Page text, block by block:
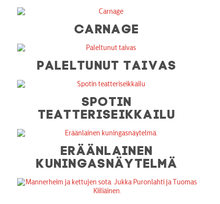
CARNAGE
PALELTUNUT TAIVAS
SPOTIN
TEATTERISEIKKAILU
ERÄÄNLAINEN
KUNINGASNÄYTELMÄ